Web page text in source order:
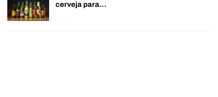
cerveja para…